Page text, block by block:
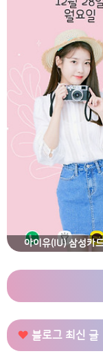
아이유(IU) 삼성카
블로그 최신 글